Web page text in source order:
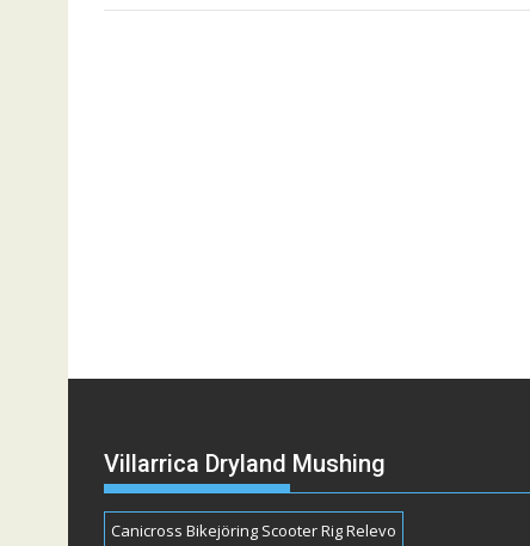
Villarrica Dryland Mushing
Canicross Bikejöring Scooter Rig Relevo